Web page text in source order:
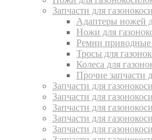
Запчасти для
Адаптеры ножей
Ножи для
Ремни приводные
Тросы для
Колеса для
Прочие запчасти
Запчасти для
Запчасти для
Запчасти для
Запчасти для
Запчасти для